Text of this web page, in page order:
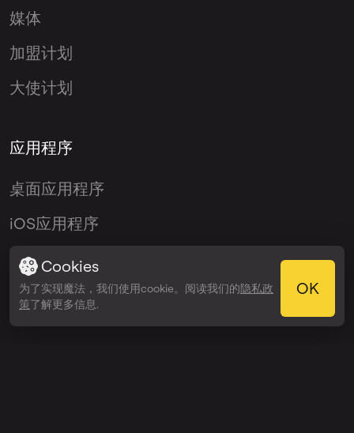
媒体
加盟计划
大使计划
应用程序
桌面应用程序
iOS应用程序
Android应用程序
VST插件
Cookies
为了实现魔法，我们使用cookie。阅读我们的隐私政
策了解更多信息.
OK